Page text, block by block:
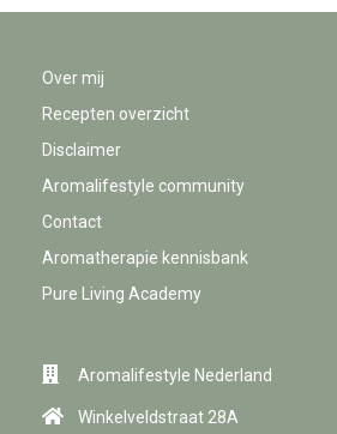
Over mij
Recepten overzicht
Disclaimer
Aromalifestyle community
Contact
Aromatherapie kennisbank
Pure Living Academy
Aromalifestyle Nederland
Winkelveldstraat 28A